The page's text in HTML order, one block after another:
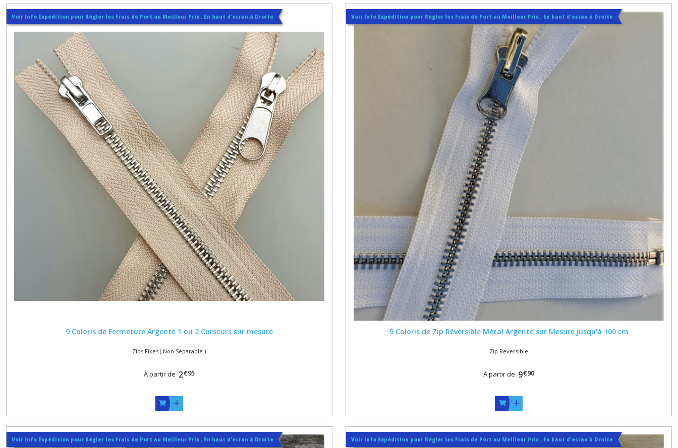
Voir Info Expédition pour Régler les Frais de Port au Meilleur Prix , En haut d'ecran à Droite
9 Coloris de Fermeture Argenté 1 ou 2 Curseurs sur mesure
Zips Fixes ( Non Séparable )
À partir de 2€95
Voir Info Expédition pour Régler les Frais de Port au Meilleur Prix , En haut d'ecran à Droite
9 Coloris de Zip Réversible Métal Argenté sur Mesure jusqu'à 100 cm
Zip Reversible
À partir de 9€90
Voir Info Expédition pour Régler les Frais de Port au Meilleur Prix , En haut d'ecran à Droite Voir Info Expédition pour Régler les Frais de Port au Meilleur Prix , En haut d'ecran à Droite
FIXES
(
Non
séparable
ZIPS
SEPARABLES
(17)